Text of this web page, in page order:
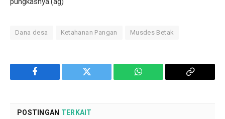
Dana desa Ketahanan Pangan Musdes Betak
Facebook Twitter WhatsApp
Copy
POSTINGAN TERKAIT